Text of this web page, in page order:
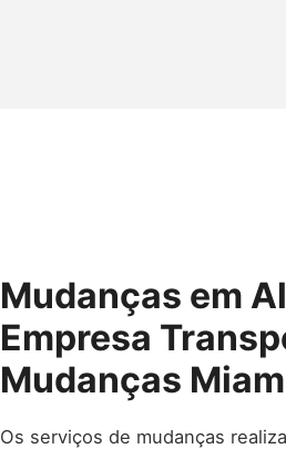
Mudanças em
Empresa
Mudanças
Os serviços de mudanças